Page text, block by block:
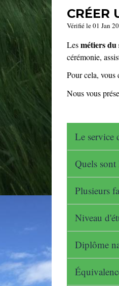
CRÉER
Vérifié le 01 Jan
Lesmétiers
cérémonie,
Pour cela,
Nous vous
Le service
Quels sont
Plusieurs
Niveau
Diplôme